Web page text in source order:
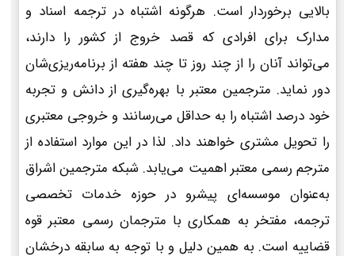
بالایی برخوردار است. هرگونه اشتباه در ترجمه اسناد و
مدارک برای افرادی که قصد خروج از کشور را دارند،
می‌تواند آنان را از چند روز تا چند هفته از برنامه‌ریزی‌شان
دور نماید. مترجمین معتبر با بهره‌گیری از دانش و تجربه
خود درصد اشتباه را به حداقل می‌رسانند و خروجی معتبری
را تحویل مشتری خواهند داد. لذا در این موارد استفاده از
مترجم رسمی معتبر اهمیت می‌یابد. شبکه مترجمین اشراق
به‌عنوان موسسه‌ای پیشرو در حوزه خدمات تخصصی
ترجمه، مفتخر به همکاری با مترجمان رسمی معتبر قوه
قضاییه است. به همین دلیل و با توجه به سابقه درخشان